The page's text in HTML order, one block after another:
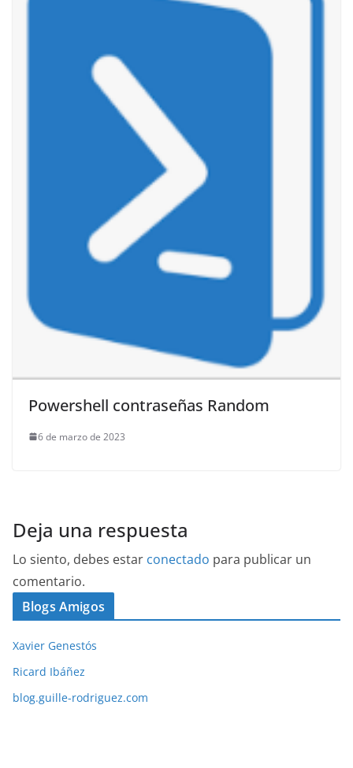
Powershell contraseñas Random
6 de marzo de 2023
Deja una respuesta
Lo siento, debes estar conectado para publicar un
comentario.
Blogs Amigos
Xavier Genestós
Ricard Ibáñez
blog.guille-rodriguez.com